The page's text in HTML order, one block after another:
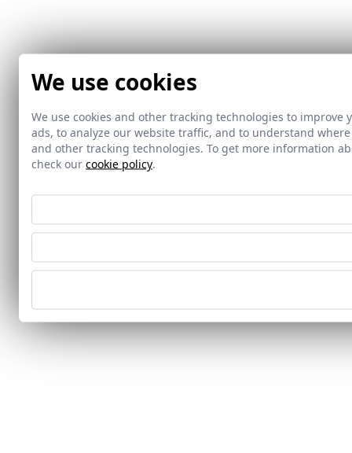
We use cookies
We use cookies and other tracking technologies to
ads, to analyze our website traffic, and to understand
and other tracking technologies. To get more information
check our cookie policy.